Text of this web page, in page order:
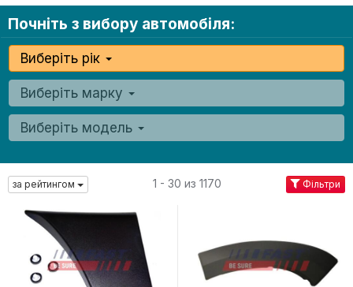
Почніть з вибору автомобіля:
Виберіть рік
Виберіть марку
Виберіть модель
за рейтингом 1 - 30 из 1170 Фільтри